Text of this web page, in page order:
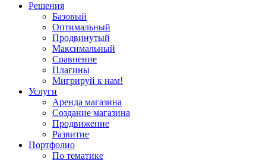
Решения
Базовый
Оптимальный
Продвинутый
Максимальный
Сравнение
Плагины
Мигрируй к нам!
Услуги
Аренда магазина
Создание магазина
Продвижение
Развитие
Портфолио
По тематике